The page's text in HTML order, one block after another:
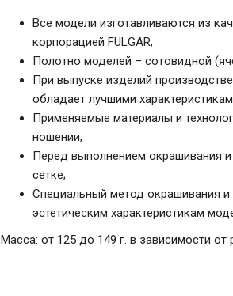
Все модели изготавливаются из
корпорацией FULGAR;
Полотно моделей – сотовидной
При выпуске изделий
обладает лучшими
Применяемые материалы и
ношении;
Перед выполнением окрашивания и
сетке;
Специальный метод окрашивания и
эстетическим характеристикам
Масса: от 125 до 149 г. в зависимости от